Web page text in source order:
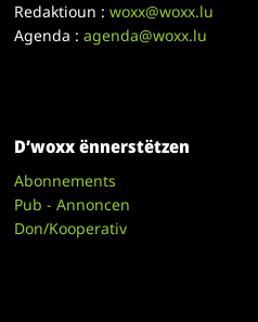
Redaktioun :woxx@woxx.lu
Agenda :agenda@woxx.lu
D’woxx ënnerstëtzen
Abonnements
Pub - Annoncen
Don/Kooperativ